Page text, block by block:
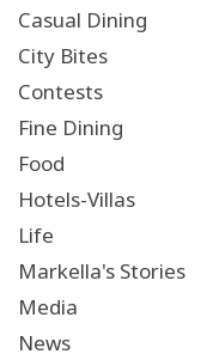
Casual Dining
City Bites
Contests
Fine Dining
Food
Hotels-Villas
Life
Markella's Stories
Media
News